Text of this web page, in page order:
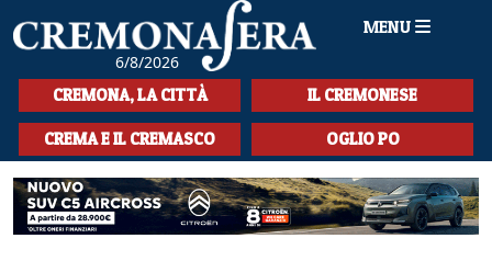
6/8/2026
MENU
HOME
CRONACA
SPORT
LA MUSICA
CREMONA, LA CITTÀ IL CREMONESE
CREMA E IL CREMASCO OGLIO PO